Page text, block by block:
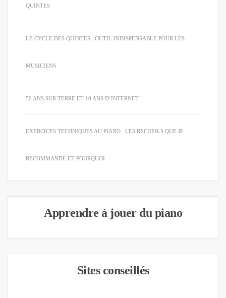
QUINTES
LE CYCLE DES QUINTES : OUTIL INDISPENSABLE POUR LES
MUSICIENS
50 ANS SUR TERRE ET 10 ANS D’INTERNET
EXERCICES TECHNIQUES AU PIANO : LES RECUEILS QUE JE
RECOMMANDE ET POURQUOI
Apprendre à jouer du piano
Sites conseillés